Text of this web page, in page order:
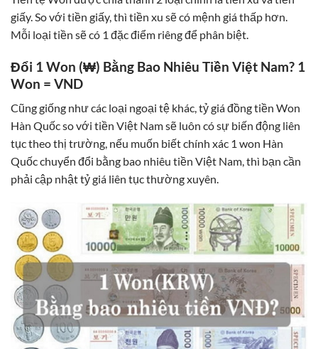
giấy. So với tiền giấy, thì tiền xu sẽ có mệnh giá thấp hơn.
Mỗi loại tiền sẽ có 1 đặc điểm riêng để phân biệt.
Đổi 1 Won (₩) Bằng Bao Nhiêu Tiền Việt Nam? 1
Won = VND
Cũng giống như các loại ngoại tệ khác, tỷ giá đồng tiền Won
Hàn Quốc so với tiền Việt Nam sẽ luôn có sự biến động liên
tục theo thị trường, nếu muốn biết chính xác 1 won Hàn
Quốc chuyển đổi bằng bao nhiêu tiền Việt Nam, thì bạn cần
phải cập nhật tỷ giá liên tục thường xuyên.